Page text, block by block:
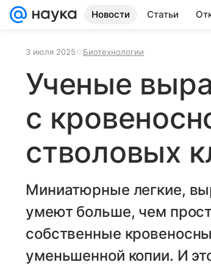
Новости Статьи
3 июля 2025 Биотехнологии
Ученые
с
стволовых
Миниатюрные легкие,
умеют больше, чем
собственные
уменьшенной копии. И